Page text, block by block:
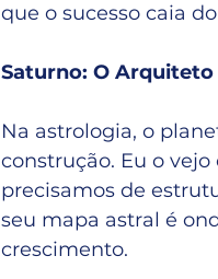
que o sucesso caia
Saturno: O Arquiteto
Na astrologia, o
construção. Eu o
precisamos de
seu mapa astral é
crescimento.